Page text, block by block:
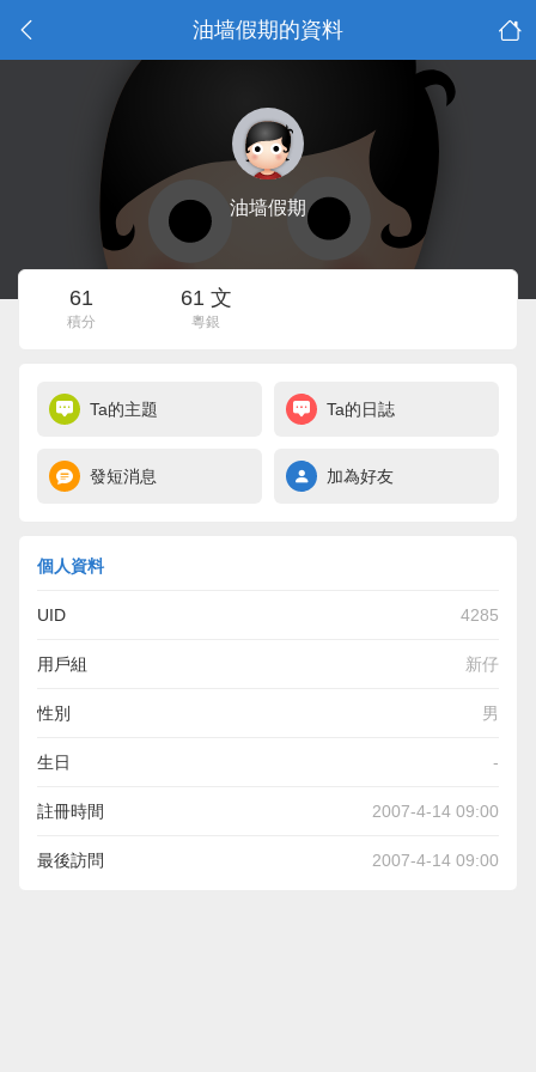
油墙假期的資料
油墙假期
61
積分
61 文
粵銀
Ta的主題 Ta的日誌
發短消息 加為好友
個人資料
UID 4285
用戶組 新仔
性別 男
生日 -
註冊時間 2007-4-14 09:00
最後訪問 2007-4-14 09:00